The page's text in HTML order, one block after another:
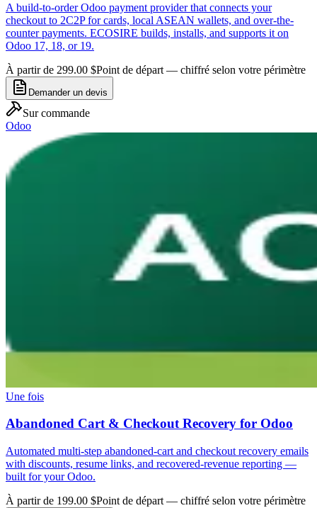
A build-to-order Odoo payment provider that connects your
checkout to 2C2P for cards, local ASEAN wallets, and over-the-
counter payments. ECOSIRE builds, installs, and supports it on
Odoo 17, 18, or 19.
À partir de 299.00 $Point de départ — chiffré selon votre périmètre
Demander un devis
Sur commande
Odoo
Une fois
Abandoned Cart & Checkout Recovery for Odoo
Automated multi-step abandoned-cart and checkout recovery emails
with discounts, resume links, and recovered-revenue reporting —
built for your Odoo.
À partir de 199.00 $Point de départ — chiffré selon votre périmètre